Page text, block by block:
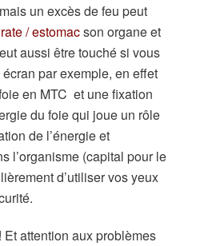
un excès de feu peut
rate / estomacson organe et
aussi être touché si vous
par exemple, en effet
en MTC et une fixation
du foie qui joue un rôle
de l’énergie et
l’organisme (capital pour le
d’utiliser vos yeux
attention aux problèmes